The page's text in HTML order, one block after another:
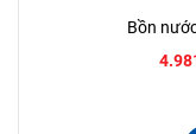
Bồn